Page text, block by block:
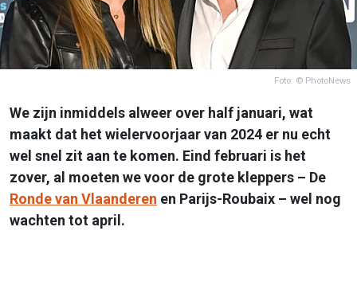
Foto: © PhotoNews
We zijn inmiddels alweer over half januari, wat
maakt dat het wielervoorjaar van 2024 er nu echt
wel snel zit aan te komen. Eind februari is het
zover, al moeten we voor de grote kleppers – De
Ronde van Vlaanderen en Parijs-Roubaix – wel nog
wachten tot april.